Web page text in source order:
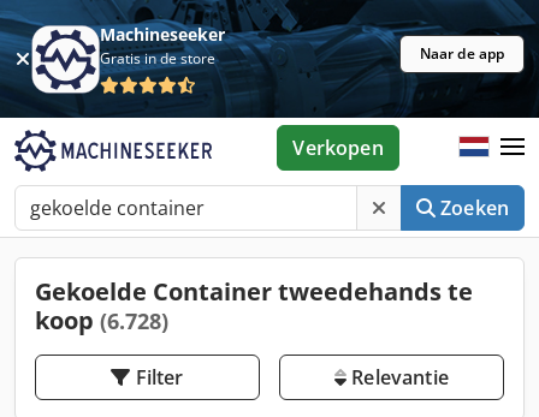
Machineseeker
Gratis in de store Naar de app
Zoeken
Verkopen
Gekoelde Container tweedehands te
koop (6.728)
Filter Relevantie